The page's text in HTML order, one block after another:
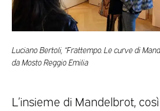
Luciano Bertoli, “Frattempo. Le curve di
da Mosto Reggio Emilia
L’insieme di Mandelbrot,